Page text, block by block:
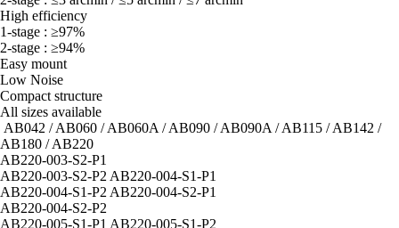
High efficiency
1-stage : ≥97%
2-stage : ≥94%
Easy mount
Low Noise
Compact structure
All sizes available
AB042 / AB060 / AB060A / AB090 / AB090A / AB115 / AB142 /
AB180 / AB220
AB220-003-S2-P1
AB220-003-S2-P2 AB220-004-S1-P1
AB220-004-S1-P2 AB220-004-S2-P1
AB220-004-S2-P2
AB220-005-S1-P1 AB220-005-S1-P2